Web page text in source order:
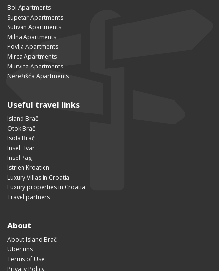
Bol Apartments
Supetar Apartments
Sutivan Apartments
Milna Apartments
Povlja Apartments
Mirca Apartments
Murvica Apartments
Nerežišća Apartments
Useful travel links
Island Brač
Otok Brač
Isola Brač
Insel Hvar
Insel Pag
Istrien Kroatien
Luxury Villas in Croatia
Luxury properties in Croatia
Travel partners
About
About Island Brač
Über uns
Terms of Use
Privacy Policy